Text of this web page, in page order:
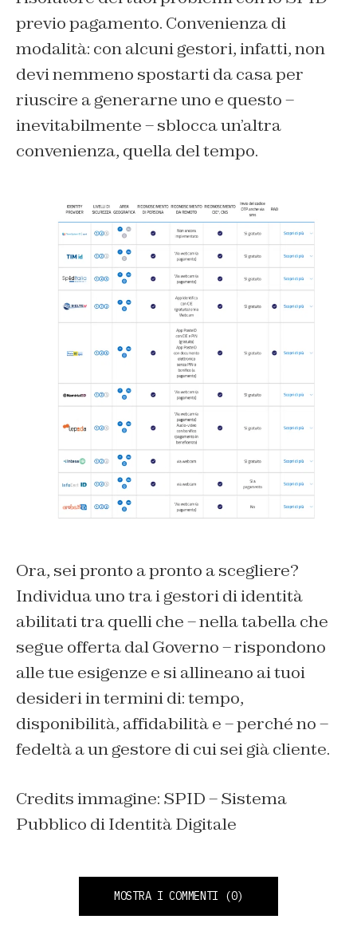
previo pagamento. Convenienza di
modalità: con alcuni gestori, infatti, non
devi nemmeno spostarti da casa per
riuscire a generarne uno e questo –
inevitabilmente – sblocca un’altra
convenienza, quella del tempo.
Ora, sei pronto a pronto a scegliere?
Individua uno tra i gestori di identità
abilitati tra quelli che – nella tabella che
segue offerta dal Governo – rispondono
alle tue esigenze e si allineano ai tuoi
desideri in termini di: tempo,
disponibilità, affidabilità e – perché no –
fedeltà a un gestore di cui sei già cliente.
Credits immagine: SPID – Sistema
Pubblico di Identità Digitale
MOSTRA I COMMENTI (0)